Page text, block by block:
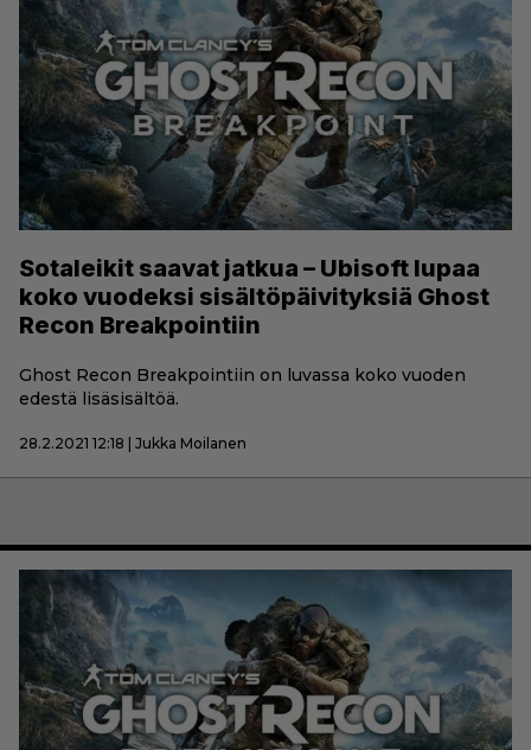
Sotaleikit saavat jatkua – Ubisoft lupaa
koko vuodeksi sisältöpäivityksiä Ghost
Recon Breakpointiin
Ghost Recon Breakpointiin on luvassa koko vuoden
edestä lisäsisältöä.
28.2.2021 12:18 | Jukka Moilanen